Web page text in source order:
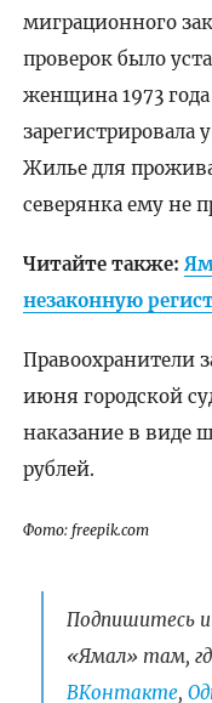
миграционного
проверок было
женщина 1973
зарегистрировала
Жилье для
северянка ему не
Читайте также:
незаконную
Правоохранители
июня городской
наказание в виде
рублей.
Фото: freepik.com
Подпишитесь
«Ямал» там,
ВКонтакте,